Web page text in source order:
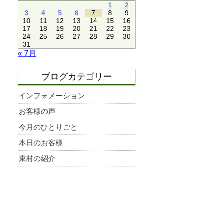
1
2
3
4 5 6 7 8
9
10
11 12 13 14 15
16
17
18 19 20 21 22
23
24
25 26 27 28 29
30
31
« 7月
ブログカテゴリー
インフォメーション
お客様の声
今月のひとりごと
本日のお客様
東村の紹介